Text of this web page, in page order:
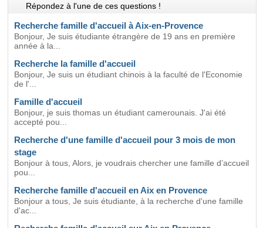
Répondez à l'une de ces questions !
Recherche famille d'accueil à Aix-en-Provence
Bonjour, Je suis étudiante étrangère de 19 ans en première
année à la...
Recherche la famille d'accueil
Bonjour, Je suis un étudiant chinois à la faculté de l'Economie
de l'...
Famille d'accueil
Bonjour, je suis thomas un étudiant camerounais. J'ai été
accepté pou...
Recherche d'une famille d'accueil pour 3 mois de mon
stage
Bonjour à tous, Alors, je voudrais chercher une famille d’accueil
pou...
Recherche famille d'accueil en Aix en Provence
Bonjour a tous, Je suis étudiante, à la recherche d'une famille
d'ac...